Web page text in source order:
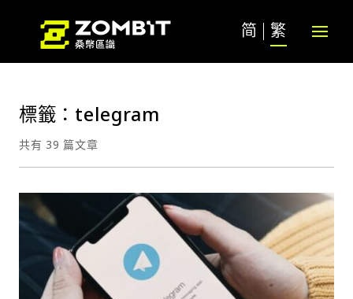
简 繁
標籤：telegram
共有 39 篇文章